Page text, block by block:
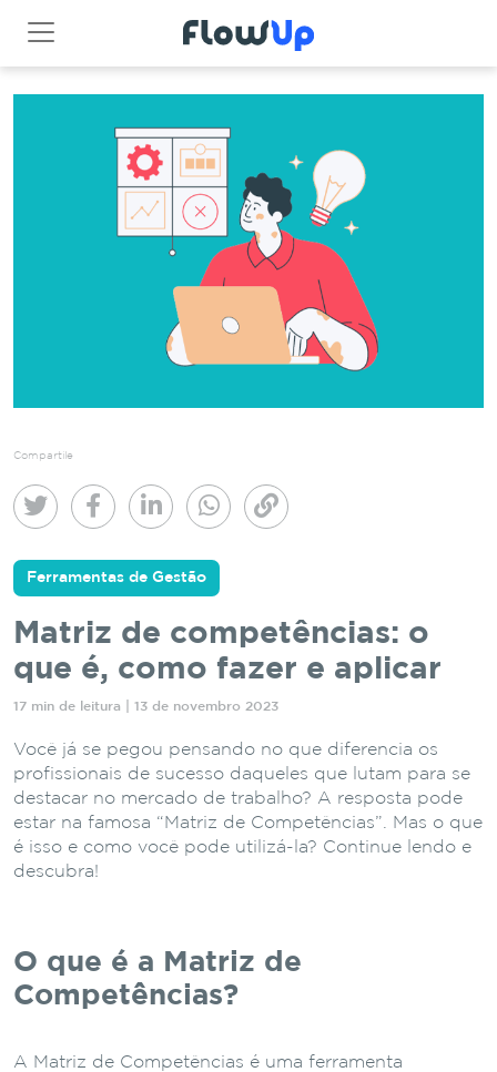
Compartile
Ferramentas de Gestão
Matriz de competências: o
que é, como fazer e aplicar
17 min de leitura | 13 de novembro 2023
Você já se pegou pensando no que diferencia os
profissionais de sucesso daqueles que lutam para se
destacar no mercado de trabalho? A resposta pode
estar na famosa “Matriz de Competências”. Mas o que
é isso e como você pode utilizá-la? Continue lendo e
descubra!
O que é a Matriz de
Competências?
A Matriz de Competências é uma ferramenta